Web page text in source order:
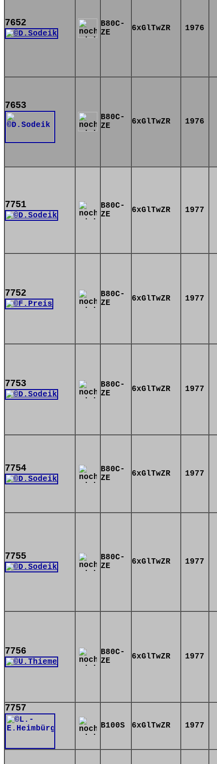
7652
B80C-
ZE
6xGlTwZR 1976
7653
B80C-
ZE
6xGlTwZR 1976
7751
B80C-
ZE
6xGlTwZR 1977
7752
B80C-
ZE
6xGlTwZR 1977
7753
B80C-
ZE
6xGlTwZR 1977
7754
B80C-
ZE
6xGlTwZR 1977
7755
B80C-
ZE
6xGlTwZR 1977
7756
B80C-
ZE
6xGlTwZR 1977
7757
B100S 6xGlTwZR 1977